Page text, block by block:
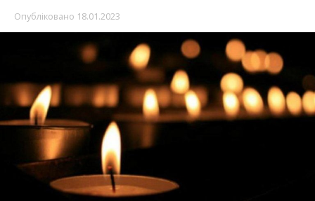
Опубліковано 18.01.2023